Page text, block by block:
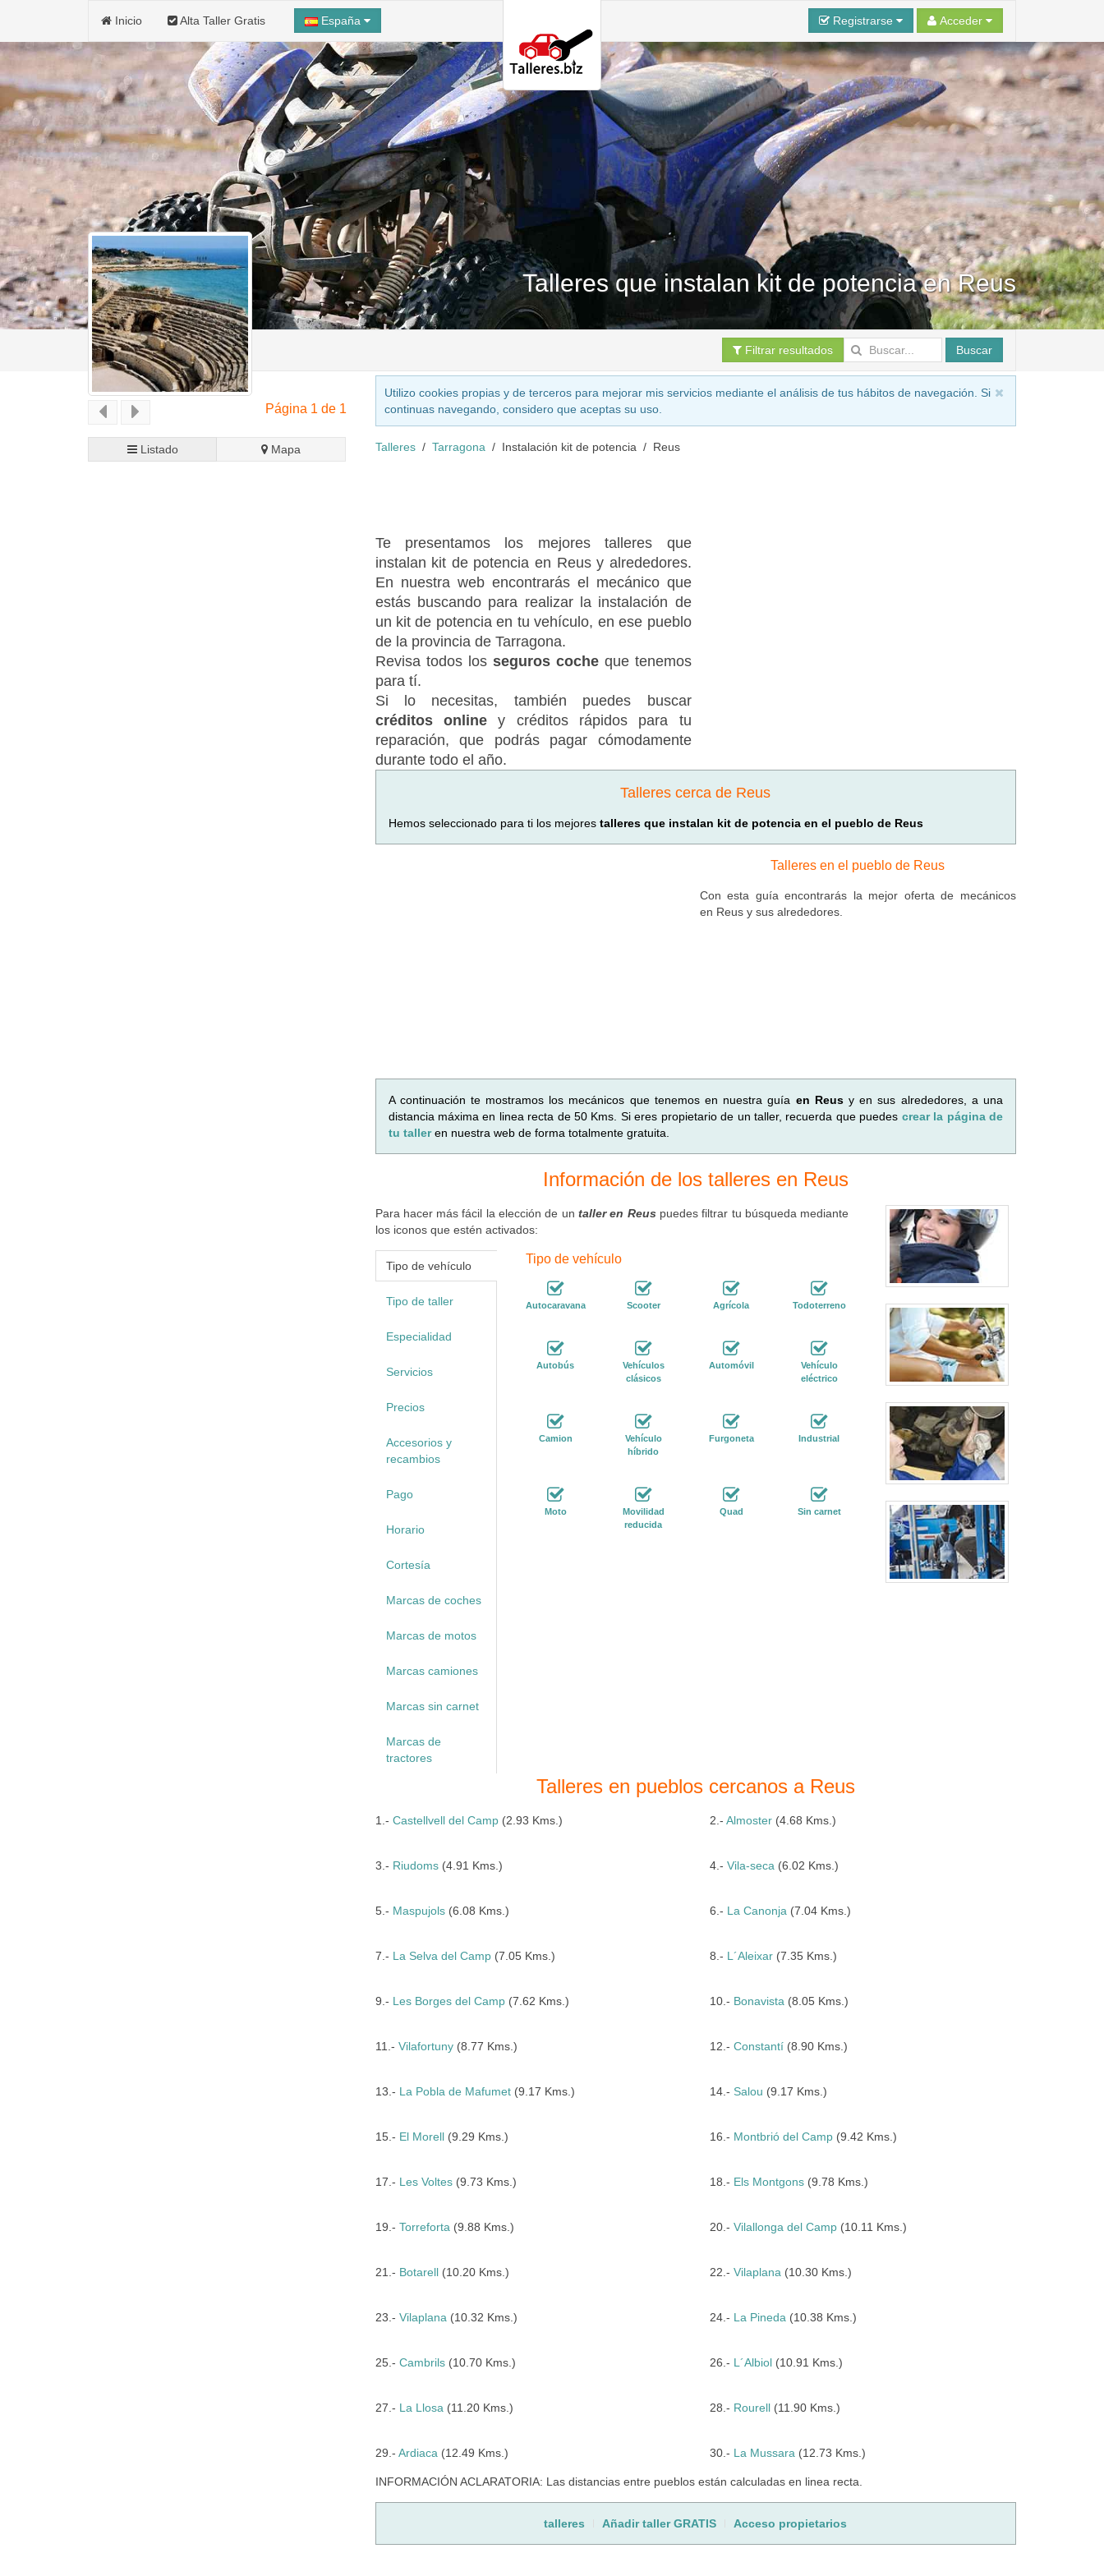
Inicio Alta Taller Gratis España Registrarse Acceder
Talleres que instalan kit de potencia en Reus
Filtrar resultados Buscar
Página 1 de 1
Listado Mapa
Utilizo cookies propias y de terceros para mejorar mis servicios mediante el análisis de tus hábitos de navegación. Si
continuas navegando, considero que aceptas su uso.
Talleres Tarragona Instalación kit de potencia Reus
Te presentamos los mejores talleres que
instalan kit de potencia en Reus y alrededores.
En nuestra web encontrarás el mecánico que
estás buscando para realizar la instalación de
un kit de potencia en tu vehículo, en ese pueblo
de la provincia de Tarragona.
Revisa todos los seguros cocheque tenemos
para tí.
Si lo necesitas, también puedes buscar
créditos onliney créditos rápidos para tu
reparación, que podrás pagar cómodamente
durante todo el año.
Talleres cerca de Reus
Hemos seleccionado para ti los mejores talleres que instalan kit de potencia en el pueblo de Reus
Talleres en el pueblo de Reus
Con esta guía encontrarás la mejor oferta de mecánicos
en Reus y sus alrededores.
A continuación te mostramos los mecánicos que tenemos en nuestra guía en Reusy en sus alrededores, a una
distancia máxima en linea recta de 50 Kms. Si eres propietario de un taller, recuerda que puedes crear la página de
tu talleren nuestra web de forma totalmente gratuita.
Información de los talleres en Reus
Para hacer más fácil la elección de un taller en Reuspuedes filtrar tu búsqueda mediante
los iconos que estén activados:
Tipo de vehículo
Tipo de taller
Especialidad
Servicios
Precios
Accesorios y
recambios
Pago
Horario
Cortesía
Marcas de coches
Marcas de motos
Marcas camiones
Marcas sin carnet
Marcas de
tractores
Tipo de vehículo
Autocaravana Scooter Agrícola Todoterreno
Autobús
Vehículos
clásicos
Automóvil
Vehículo
eléctrico
Camion
Vehículo
híbrido
Furgoneta Industrial
Moto
Movilidad
reducida
Quad Sin carnet
Talleres en pueblos cercanos a Reus
1.- Castellvell del Camp(2.93 Kms.) 2.-Almoster (4.68 Kms.)
3.- Riudoms(4.91 Kms.) 4.-Vila-seca (6.02 Kms.)
5.- Maspujols(6.08 Kms.) 6.- La Canonja (7.04 Kms.)
7.- La Selva del Camp(7.05 Kms.) 8.- L´Aleixar (7.35 Kms.)
9.- Les Borges del Camp(7.62 Kms.) 10.- Bonavista (8.05 Kms.)
11.- Vilafortuny(8.77 Kms.) 12.-Constantí (8.90 Kms.)
13.- La Pobla de Mafumet(9.17 Kms.) 14.- Salou (9.17 Kms.)
15.- El Morell(9.29 Kms.) 16.- Montbrió del Camp (9.42 Kms.)
17.- Les Voltes(9.73 Kms.) 18.- Els Montgons (9.78 Kms.)
19.- Torreforta (9.88 Kms.) 20.-Vilallonga del Camp (10.11 Kms.)
21.- Botarell(10.20 Kms.) 22.-Vilaplana (10.30 Kms.)
23.- Vilaplana (10.32 Kms.) 24.- La Pineda (10.38 Kms.)
25.- Cambrils(10.70 Kms.) 26.- L´Albiol (10.91 Kms.)
27.- La Llosa (11.20 Kms.) 28.- Rourell (11.90 Kms.)
29.- Ardiaca (12.49 Kms.) 30.- La Mussara (12.73 Kms.)
INFORMACIÓN ACLARATORIA: Las distancias entre pueblos están calculadas en linea recta.
talleres Añadir taller GRATIS Acceso propietarios